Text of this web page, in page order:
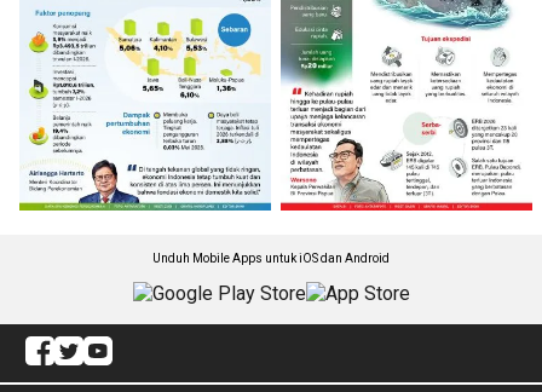
Unduh Mobile Apps untuk iOS dan Android